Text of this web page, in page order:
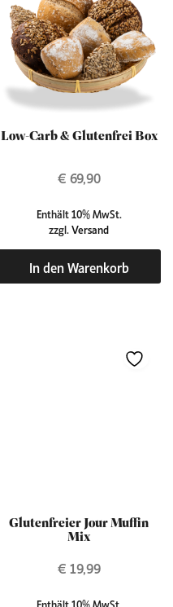
Low-Carb & Glutenfrei Box
€ 69,90
Enthält 10% MwSt.
zzgl.Versand
In den Warenkorb
Glutenfreier Jour Muffin
Mix
€ 19,99